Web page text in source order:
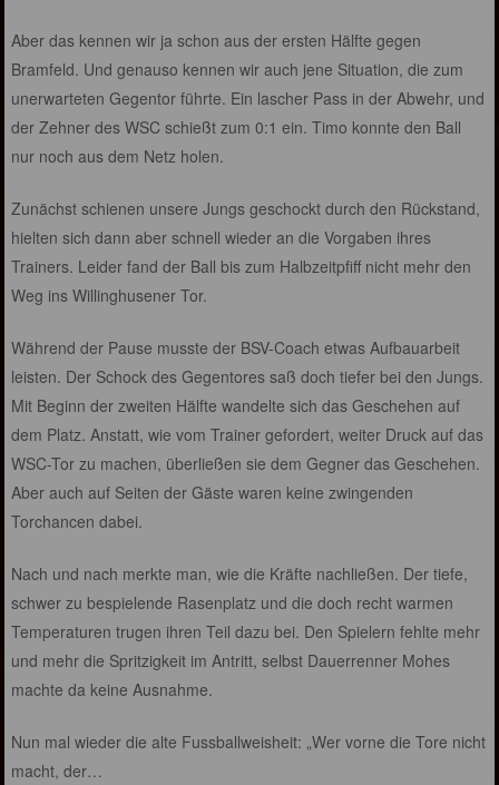
Aber das kennen wir ja schon aus der ersten Hälfte gegen
Bramfeld. Und genauso kennen wir auch jene Situation, die zum
unerwarteten Gegentor führte. Ein lascher Pass in der Abwehr, und
der Zehner des WSC schießt zum 0:1 ein. Timo konnte den Ball
nur noch aus dem Netz holen.
Zunächst schienen unsere Jungs geschockt durch den Rückstand,
hielten sich dann aber schnell wieder an die Vorgaben ihres
Trainers. Leider fand der Ball bis zum Halbzeitpfiff nicht mehr den
Weg ins Willinghusener Tor.
Während der Pause musste der BSV-Coach etwas Aufbauarbeit
leisten. Der Schock des Gegentores saß doch tiefer bei den Jungs.
Mit Beginn der zweiten Hälfte wandelte sich das Geschehen auf
dem Platz. Anstatt, wie vom Trainer gefordert, weiter Druck auf das
WSC-Tor zu machen, überließen sie dem Gegner das Geschehen.
Aber auch auf Seiten der Gäste waren keine zwingenden
Torchancen dabei.
Nach und nach merkte man, wie die Kräfte nachließen. Der tiefe,
schwer zu bespielende Rasenplatz und die doch recht warmen
Temperaturen trugen ihren Teil dazu bei. Den Spielern fehlte mehr
und mehr die Spritzigkeit im Antritt, selbst Dauerrenner Mohes
machte da keine Ausnahme.
Nun mal wieder die alte Fussballweisheit: „Wer vorne die Tore nicht
macht, der…